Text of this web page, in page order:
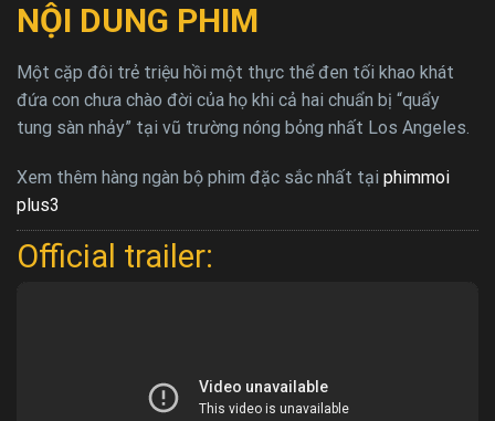
NỘI DUNG PHIM
Một cặp đôi trẻ triệu hồi một thực thể đen tối khao khát
đứa con chưa chào đời của họ khi cả hai chuẩn bị “quẩy
tung sàn nhảy” tại vũ trường nóng bỏng nhất Los Angeles.
Xem thêm hàng ngàn bộ phim đặc sắc nhất tại phimmoi
plus3
Official trailer: